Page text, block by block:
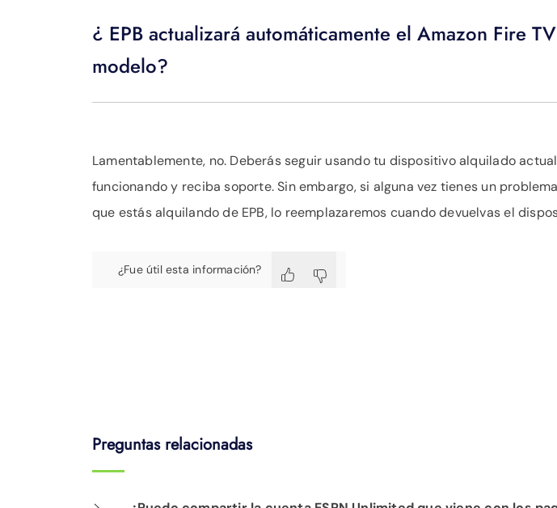
¿ EPB actualizará automáticamente el Amazon Fire
modelo?
Lamentablemente, no. Deberás seguir usando tu dispositivo alquilado
funcionando y reciba soporte. Sin embargo, si alguna vez tienes un
que estás alquilando de EPB, lo reemplazaremos cuando devuelvas el
¿Fue útil esta información?
Preguntas relacionadas